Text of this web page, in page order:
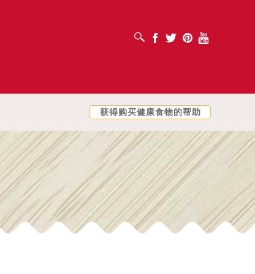
打开搜索框 Facebook
Twitter PinterestYoutube
获得购买健康食物的帮助